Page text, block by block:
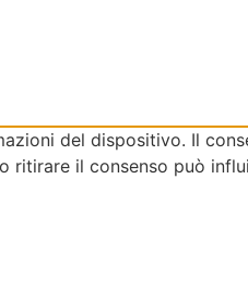
del dispositivo. Il
il consenso può